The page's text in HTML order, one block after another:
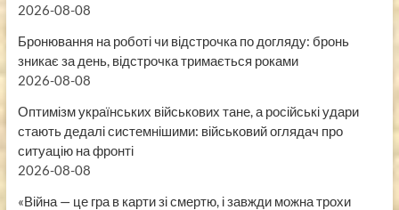
2026-08-08
Бронювання на роботі чи відстрочка по догляду: бронь
зникає за день, відстрочка тримається роками
2026-08-08
Оптимізм українських військових тане, а російські удари
стають дедалі системнішими: військовий оглядач про
ситуацію на фронті
2026-08-08
«Війна — це гра в карти зі смертю, і завжди можна трохи